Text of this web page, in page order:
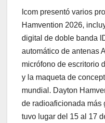
Icom presentó varios
Hamvention 2026,
digital de doble banda
automático de antenas
micrófono de escritorio
y la maqueta de
mundial. Dayton
de radioaficionada más
tuvo lugar del 15 al 17